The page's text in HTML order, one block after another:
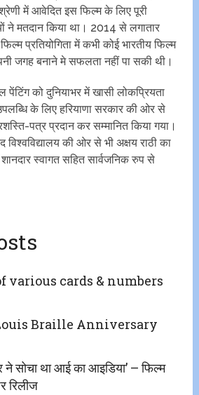
में आवेदित इस फिल्म के लिए पूरी
ने मतदान किया था। 2014 से लगातार
प्रतियोगिता में कभी कोई भारतीय फिल्म
जगह बनाने मे सफलता नहीं पा सकी थी।
पेंटिंग को दुनियाभर में खासी लोकप्रियता
के लिए हरियाणा सरकार की ओर से
पत्र प्रदान कर सम्मानित किया गया।
विश्वविद्यालय की ओर से भी अक्षय राठी का
स्वागत सहित सार्वजनिक रुप से
various cards & numbers
Braille Anniversary
सोचा था आई का आइडिया’ – फिल्म
रिलीज